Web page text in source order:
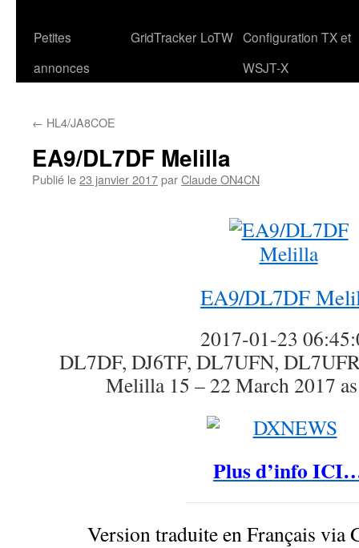
Petites
annonces
GridTracker LoTW Configuration TX et
WSJT-X
← HL4/JA8COE
EA9/DL7DF Melilla
Publié le23 janvier 2017parClaude ON4CN
EA9/DL7DF
2017-01-23
DL7DF, DJ6TF, DL7UFN,
Melilla 15 – 22 March 2017
Plus d’info
Version traduite en Français via